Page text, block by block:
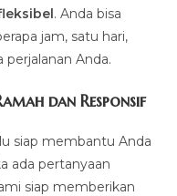
. Anda bisa
jam, satu hari,
perjalanan Anda.
dan Responsif
siap membantu Anda
ada pertanyaan
siap memberikan